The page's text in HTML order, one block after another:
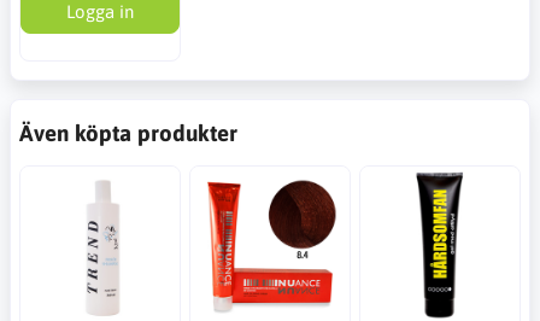
Logga in
Även köpta produkter